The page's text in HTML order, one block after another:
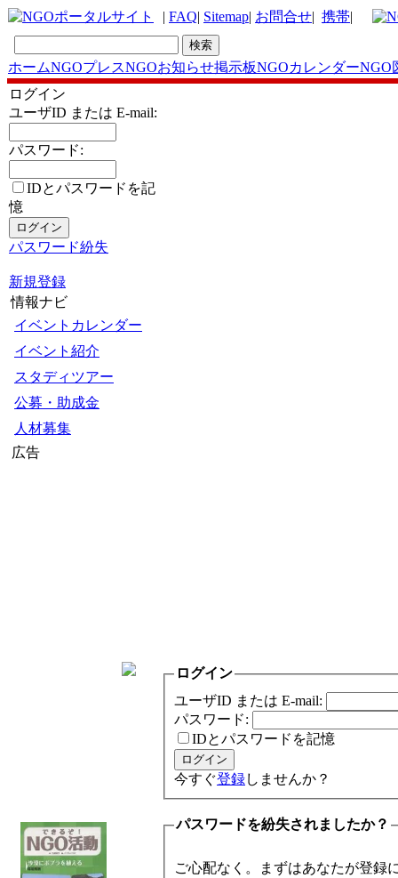
| FAQ| Sitemap| お問合せ| 携帯|
ホームNGOプレスNGOお知らせ掲示板NGOカレンダーNGO
ログイン
ユーザID または E-mail:
パスワード:
IDとパスワードを記
憶
パスワード紛失
新規登録
情報ナビ
イベントカレンダー
イベント紹介
スタディツアー
公募・助成金
人材募集
広告
ログイン
ユーザID または E-mail:
パスワード:
IDとパスワードを記憶
今すぐ登録しませんか？
パスワードを紛失されましたか？
ご心配なく。まずはあなたが登録